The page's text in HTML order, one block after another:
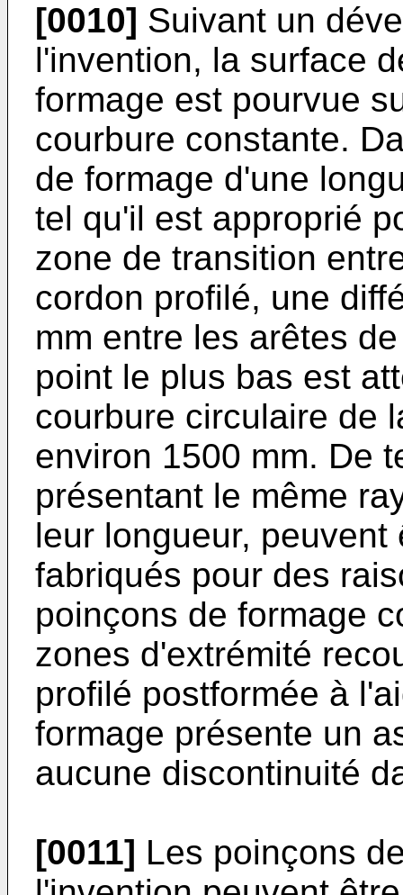
[0010] Suivant un
l'invention, la surface
formage est pourvue
courbure constante.
de formage d'une
tel qu'il est approprié
zone de transition
cordon profilé, une
mm entre les arêtes
point le plus bas est
courbure circulaire de
environ 1500 mm. De
présentant le même
leur longueur,
fabriqués pour des
poinçons de formage
zones d'extrémité
profilé postformée à
formage présente un
aucune discontinuité
[0011] Les poinçons